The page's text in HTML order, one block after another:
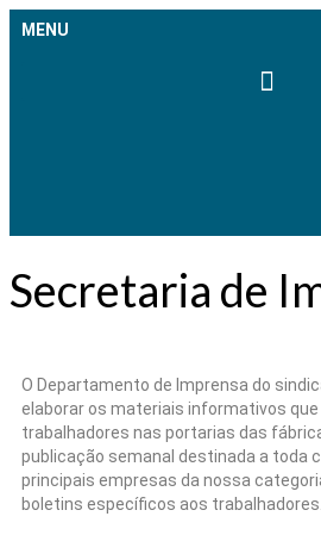
MENU
Secretaria de
O Departamento de Imprensa do
elaborar os materiais informativos
trabalhadores nas portarias das
publicação semanal destinada a toda
principais empresas da nossa
boletins específicos aos trabalhadores.